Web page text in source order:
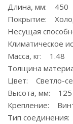
Длина, мм: 450
Покрытие:
Несущая
Климатическое
Масса, кг: 1.48
Толщина
Цвет: Светло-
Высота, мм: 125
Крепление:
Тип